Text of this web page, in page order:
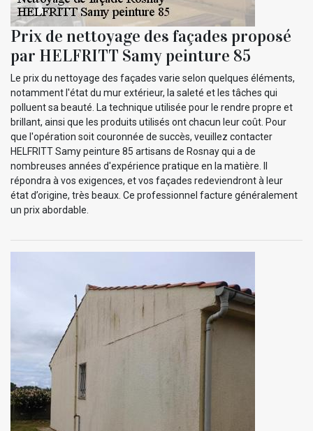
Prix de nettoyage des façades proposé
par HELFRITT Samy peinture 85
Le prix du nettoyage des façades varie selon quelques éléments,
notamment l'état du mur extérieur, la saleté et les tâches qui
polluent sa beauté. La technique utilisée pour le rendre propre et
brillant, ainsi que les produits utilisés ont chacun leur coût. Pour
que l'opération soit couronnée de succès, veuillez contacter
HELFRITT Samy peinture 85 artisans de Rosnay qui a de
nombreuses années d'expérience pratique en la matière. Il
répondra à vos exigences, et vos façades redeviendront à leur
état d’origine, très beaux. Ce professionnel facture généralement
un prix abordable.